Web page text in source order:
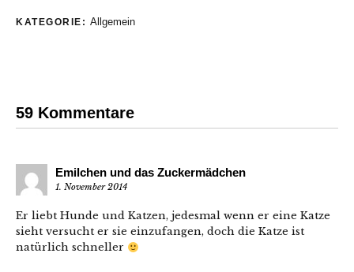
KATEGORIE: Allgemein
59 Kommentare
Emilchen und das Zuckermädchen
1. November 2014
Er liebt Hunde und Katzen, jedesmal wenn er eine Katze
sieht versucht er sie einzufangen, doch die Katze ist
natürlich schneller